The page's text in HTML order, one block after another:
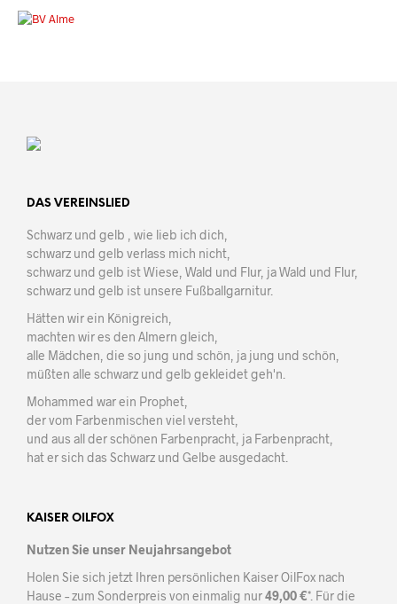
DAS VEREINSLIED
Schwarz und gelb , wie lieb ich dich,
schwarz und gelb verlass mich nicht,
schwarz und gelb ist Wiese, Wald und Flur, ja Wald und Flur,
schwarz und gelb ist unsere Fußballgarnitur.
Hätten wir ein Königreich,
machten wir es den Almern gleich,
alle Mädchen, die so jung und schön, ja jung und schön,
müßten alle schwarz und gelb gekleidet geh'n.
Mohammed war ein Prophet,
der vom Farbenmischen viel versteht,
und aus all der schönen Farbenpracht, ja Farbenpracht,
hat er sich das Schwarz und Gelbe ausgedacht.
KAISER OILFOX
Nutzen Sie unser Neujahrsangebot
Holen Sie sich jetzt Ihren persönlichen Kaiser OilFox nach
Hause – zum Sonderpreis von einmalig nur49,00 €*. Für die